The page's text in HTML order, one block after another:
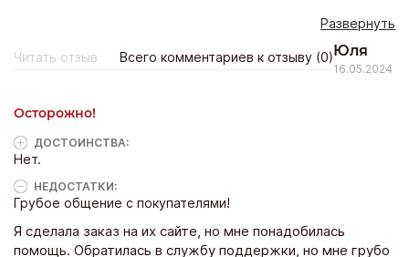
была очень расстроена и разочарована. Не рекомендую
обращаться в службу поддержки Коко. Они могут вам
не только нагрубить, но и не помочь.
Развернуть
Читать отзыв Всего комментариев к отзыву (0)Юля
16.05.2024
Осторожно!
ДОСТОИНCТВА:
Нет.
НЕДОСТАТКИ:
Грубое общение с покупателями!
Я сделала заказ на их сайте, но мне понадобилась
помощь. Обратилась в службу поддержки, но мне грубо